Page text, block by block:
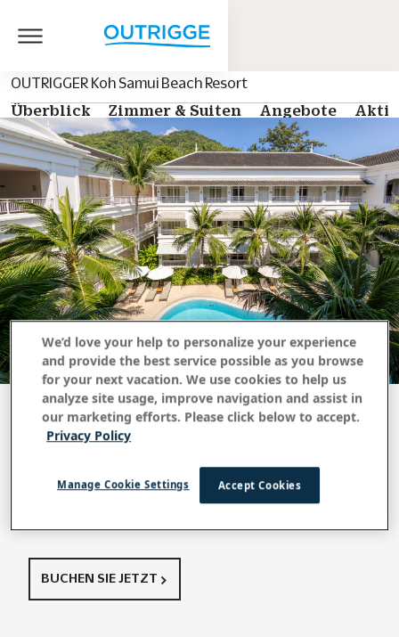
OUTRIGGER Koh Samui Beach Resort
Überblick
Zimmer & Suiten Angebote
Zurück zu allen Zimmern & Suiten
Superior Pool
BUCHEN SIE JETZT
We’d love your help to personalize your experience
and provide the best service possible as you browse
for your next vacation. We use cookies to help us
analyze site usage, improve navigation and assist in
our marketing efforts. Please click below to accept.
Privacy Policy
Accept Cookies
Manage Cookie Settings